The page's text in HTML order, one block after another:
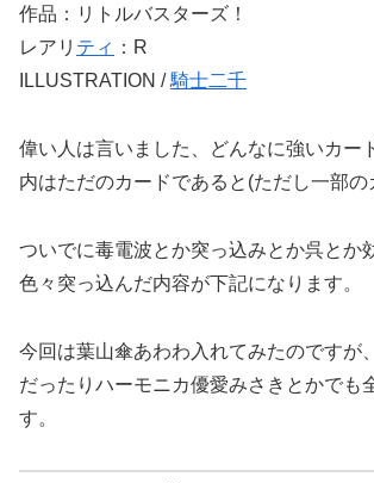
作品：リトルバスターズ！
レアリ ティ ：R
ILLUSTRATION /騎士二千
偉い人は言いました、どんなに強いカー
内はただのカードであると(ただし一部
ついでに毒電波とか突っ込みとか呉とか
色々突っ込んだ内容が下記になります。
今回は葉山傘あわわ入れてみたのですが
だったりハーモニカ優愛みさきとかでも
す。